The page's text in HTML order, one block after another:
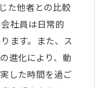
た他者との比較
社員は日常的
ます。また、ス
進化により、動
した時間を過ご